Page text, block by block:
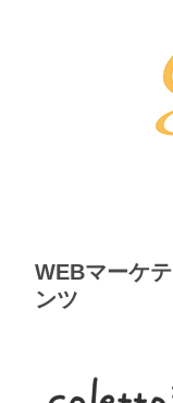
WEBマーケ
ンツ